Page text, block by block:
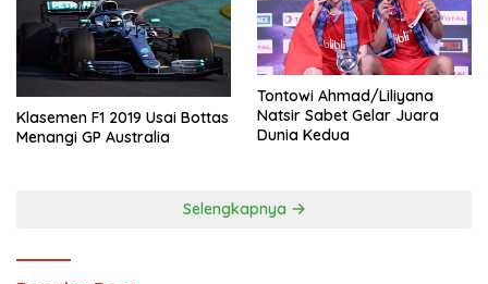
Klasemen F1 2019 Usai Bottas
Menangi GP Australia
Tontowi Ahmad/Liliyana
Natsir Sabet Gelar Juara
Dunia Kedua
Selengkapnya